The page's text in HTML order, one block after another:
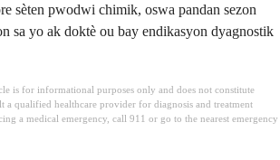
sèten pwodwi chimik, oswa pandan sezon
sa yo ak doktè ou bay endikasyon dyagnostik
is for informational purposes only and does not constitute
a qualified healthcare provider for diagnosis and treatment
a medical emergency, call 911 or go to the nearest emergency